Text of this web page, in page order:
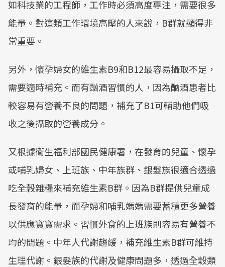
如科技業的工程師，工作時必須高度專注，需要很多
能量。對這類工作環境高壓的人來說，B群就顯得非
常重要。
另外，懷孕婦女的維生素B9和B12最容易攝取不足，
需要適時補充。而有酗酒習慣的人，因為酗酒患者比
較容易有營養不良的問題，補充了B1可輔助他們吸
收之後攝取的營養成分。
又根據衛生福利部國民健康署，在發育的兒童、懷孕
或哺乳婦女、上班族、中年族群、銀髮族很適合透過
吃全穀雜糧來補充維生素B群。因為B群提供兒童成
長發育的能量，而孕婦和哺乳媽媽需要蓄積更多營養
以供應寶寶需求。習慣外食的上班族則容易有營養不
均的問題。中年人代謝趨緩，補充維生素B群可維持
生理代謝。銀髮族的代謝及健康問題多，透過全穀類